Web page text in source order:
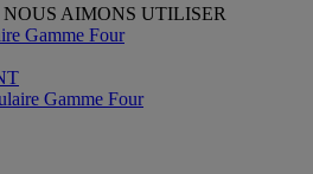
AIMONS UTILISER
Gamme Four